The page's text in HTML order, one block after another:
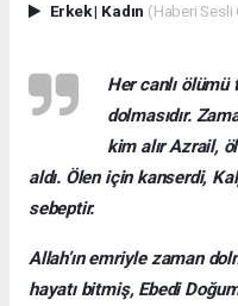
Erkek| Kadın (Haberi Sesli
Her canlı ölümü
dolmasıdır.
kim alır Azrail,
aldı. Ölen için kanserdi,
sebeptir.
Allah’ın emriyle zaman
hayatı bitmiş, Ebedi